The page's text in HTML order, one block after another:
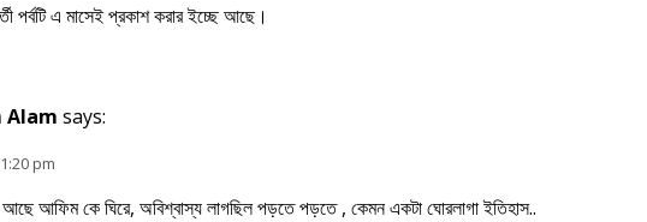
পর্বটি এ মাসেই প্রকাশ করার ইচ্ছে আছে।
Alam says:
pm
আফিম কে ঘিরে, অবিশ্বাস্য লাগছিল পড়তে পড়তে , কেমন একটা ঘোরলাগা ইতিহাস..